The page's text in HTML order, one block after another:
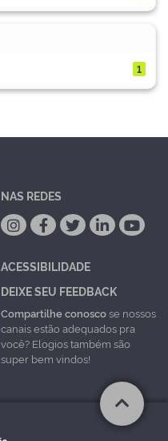
1
NAS REDES
ACESSIBILIDADE
DEIXE SEU FEEDBACK
Compartilhe conoscose nossos
canais estão adequados pra
você? Elogios também são
super bem vindos!